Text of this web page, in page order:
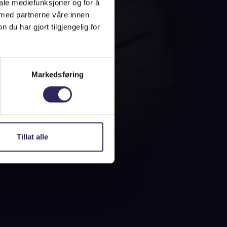
mediefunksjoner og for å
partnerne våre innen
du har gjort tilgjengelig for
Markedsføring
Tillat alle